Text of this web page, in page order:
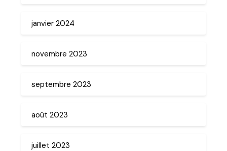
janvier 2024
novembre 2023
septembre 2023
août 2023
juillet 2023